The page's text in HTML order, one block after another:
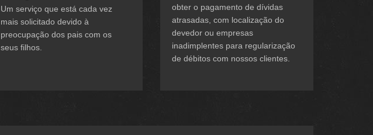
Um serviço que está cada vez
mais solicitado devido à
preocupação dos pais com os
seus filhos.
obter o pagamento de dívidas
atrasadas, com localização do
devedor ou empresas
inadimplentes para regularização
de débitos com nossos clientes.